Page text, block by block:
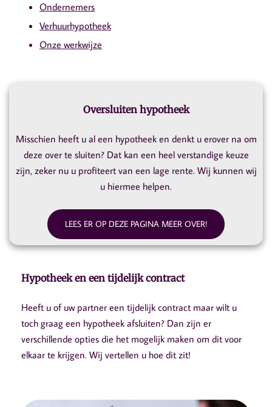
Ondernemers
Verhuurhypotheek
Onze werkwijze
Oversluiten hypotheek
Misschien heeft u al een hypotheek en denkt u erover na om
deze over te sluiten? Dat kan een heel verstandige keuze
zijn, zeker nu u profiteert van een lage rente. Wij kunnen wij
u hiermee helpen.
LEES ER OP DEZE PAGINA MEER OVER!
Hypotheek en een tijdelijk contract
Heeft u of uw partner een tijdelijk contract maar wilt u
toch graag een hypotheek afsluiten? Dan zijn er
verschillende opties die het mogelijk maken om dit voor
elkaar te krijgen. Wij vertellen u hoe dit zit!